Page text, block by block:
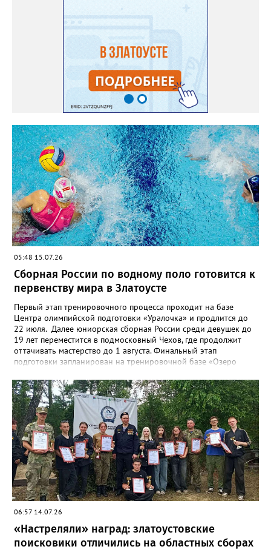
05:48 15.07.26
Сборная России по водному поло готовится к
первенству мира в Златоусте
Первый этап тренировочного процесса проходит на базе
Центра олимпийской подготовки «Уралочка» и продлится до
22 июля. Далее юниорская сборная России среди девушек до
19 лет переместится в подмосковный Чехов, где продолжит
оттачивать мастерство до 1 августа. Финальный этап
подготовки запланирован на тренировочной базе «Озеро
испанском городе Пуэрто-де-ла-Крус. Национальную сборную
на этом турнире возглавит тренер златоустовской «Уралочки»
Дмитрий Андреев.
06:57 14.07.26
«Настреляли» наград: златоустовские
поисковики отличились на областных сборах